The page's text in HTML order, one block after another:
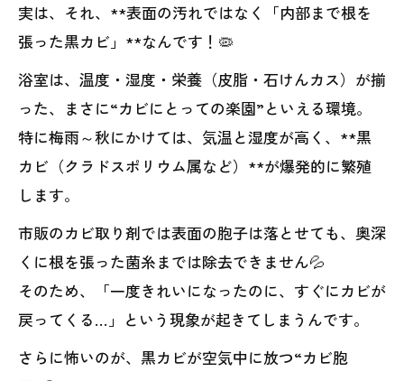
実は、それ、**表面の汚れではなく「内部まで根を
張った黒カビ」**なんです！🦠
浴室は、温度・湿度・栄養（皮脂・石けんカス）が揃
った、まさに“カビにとっての楽園”といえる環境。
特に梅雨～秋にかけては、気温と湿度が高く、**黒
カビ（クラドスポリウム属など）**が爆発的に繁殖
します。
市販のカビ取り剤では表面の胞子は落とせても、奥深
くに根を張った菌糸までは除去できません💦
そのため、「一度きれいになったのに、すぐにカビが
戻ってくる…」という現象が起きてしまうんです。
さらに怖いのが、黒カビが空気中に放つ“カビ胞